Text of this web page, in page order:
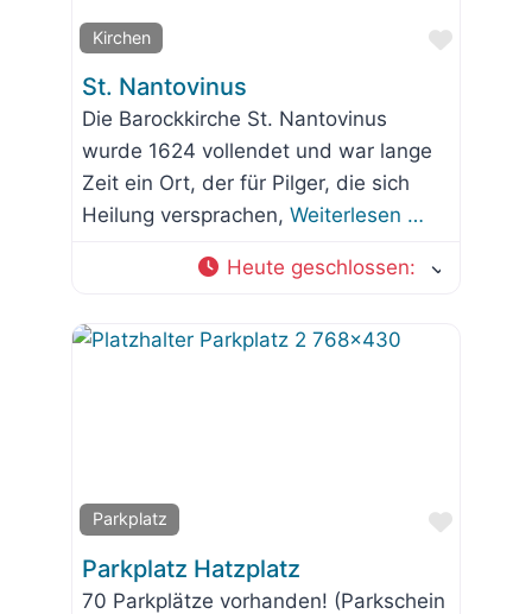
Kirchen
Favorit
St. Nantovinus
Die Barockkirche St. Nantovinus
wurde 1624 vollendet und war lange
Zeit ein Ort, der für Pilger, die sich
Heilung versprachen, Weiterlesen …
Heute geschlossen:
Parkplatz
Favorit
Parkplatz Hatzplatz
70 Parkplätze vorhanden! (Parkschein